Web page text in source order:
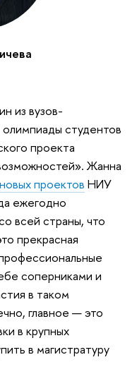
из вузов-
студентов
проекта
Жанна
проектов НИУ
ежегодно
всей страны, что
прекрасная
соперниками и
в таком
главное — это
в крупных
в магистратуру